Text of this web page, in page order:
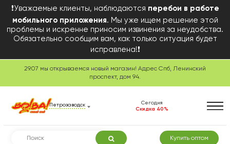
❗Уважаемые клиенты, наблюдаются перебои в работе
мобильного приложения. Мы уже ищем решение этой
проблемы и искренне приносим извинения за неудобства.
Обязательно сообщим вам, как только ситуация будет
исправлена!❗
29.07 мы открываемся новый магазин! Адрес Спб, Ленинский
проспект, дом 94.
Петрозаводск
Сегодня
Скидка 40%
Купить оптом